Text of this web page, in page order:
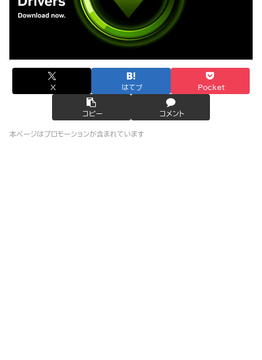
X はてブ Pocket
コピー コメント
本ページはプロモーションが含まれています